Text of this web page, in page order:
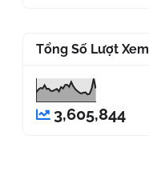
Tổng Số Lượt Xem
3,605,844